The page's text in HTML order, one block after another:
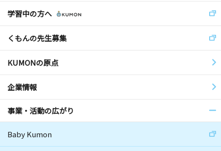
学習中の方へ
くもんの先生募集
KUMONの原点
企業情報
事業・活動の広がり
Baby Kumon